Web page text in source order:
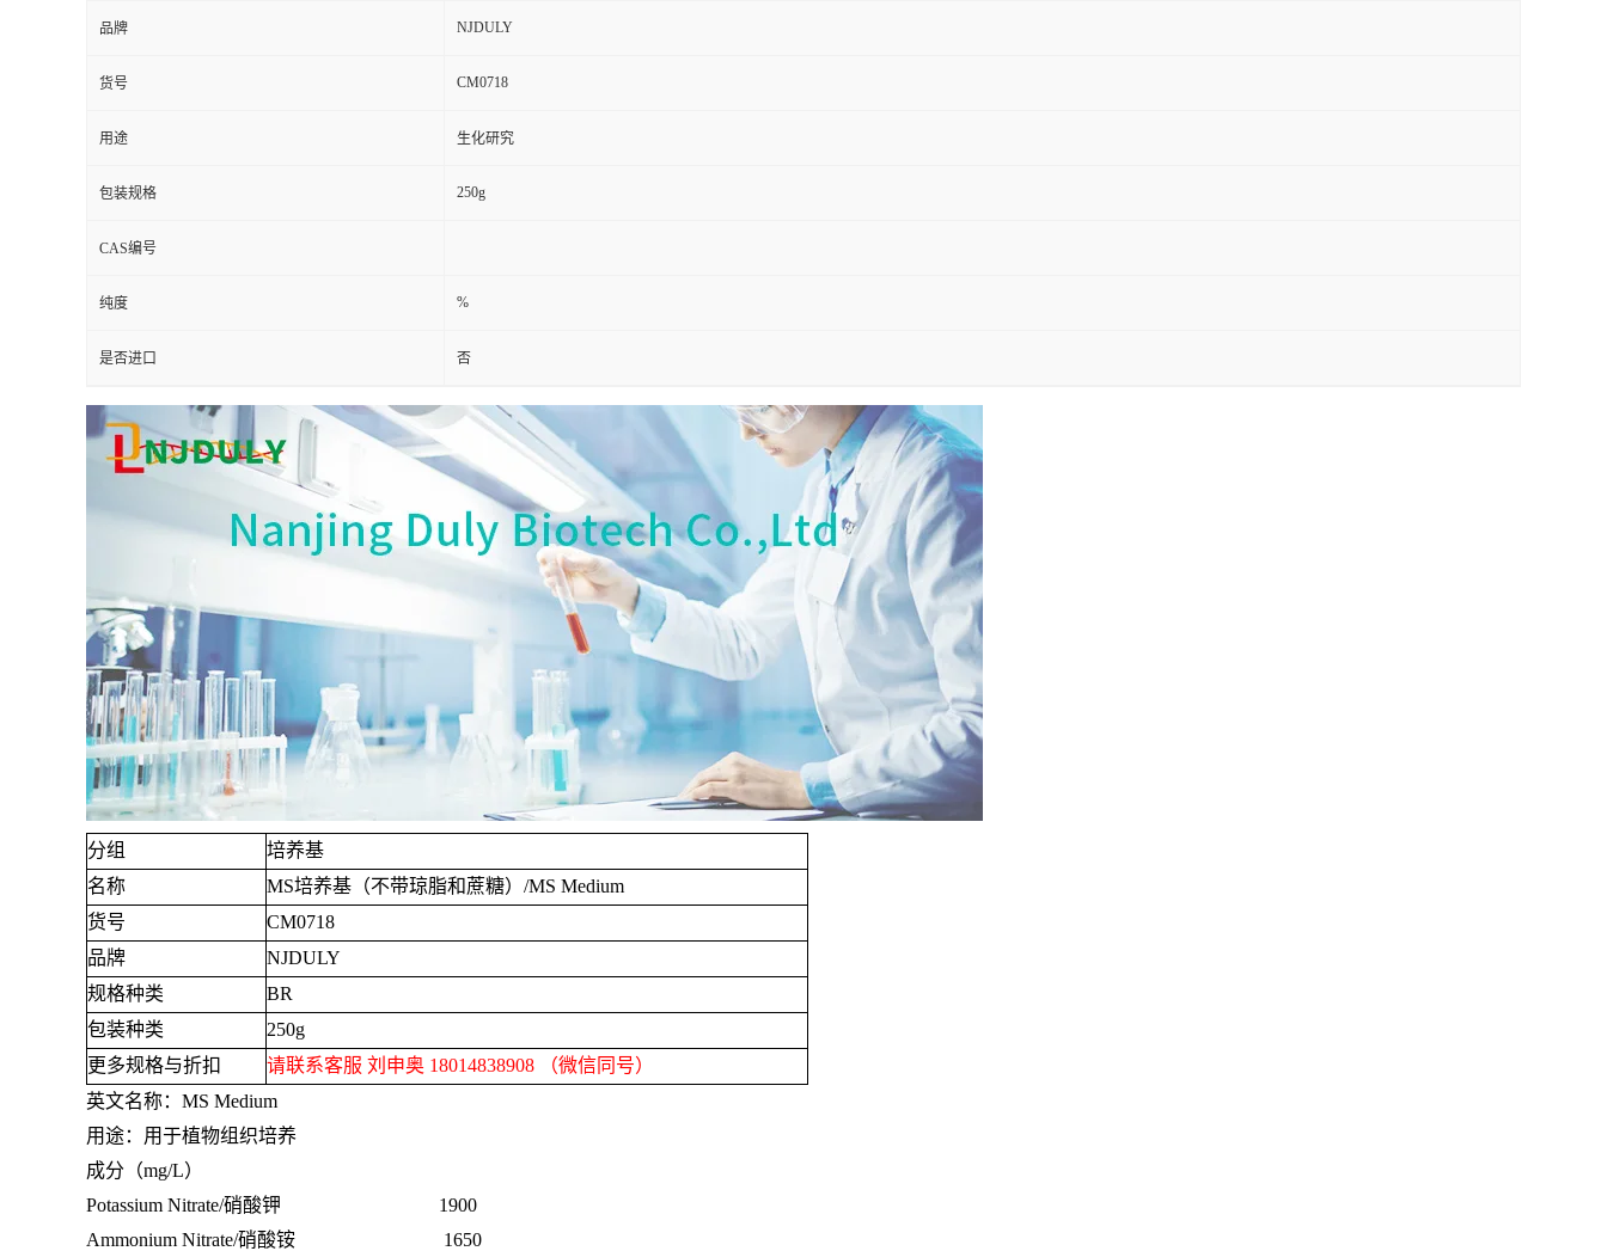
品牌 NJDULY
货号 CM0718
用途 生化研究
包装规格 250g
CAS编号
纯度 %
是否进口 否
分组
培养基
名称
MS培养基（不带琼脂和蔗糖） /MS Medium
货号
CM0718
品牌
NJDULY
规格种类
BR
包装种类
250g
更多规格与折扣
请联系客服 刘申奥 18014838908
（微信同号）
英文名称： MS Medium
用途：用于植物组织培养
成分（mg/L）
Potassium Nitrate/硝酸钾 1900
Ammonium Nitrate/硝酸铵 1650